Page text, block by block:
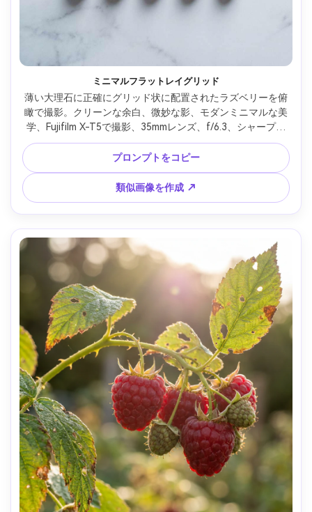
ミニマルフラットレイグリッド
薄い大理石に正確にグリッド状に配置されたラズベリーを俯
瞰で撮影。クリーンな余白、微妙な影、モダンミニマルな美
学、Fujifilm X-T5で撮影、35mmレンズ、f/6.3、シャープな
エッジ、リアルな赤、高解像度、商用ストックフォトリアリ
ズム、ソフトなシネマティックライティング --ar 4:5
プロンプトをコピー
類似画像を作成 ↗